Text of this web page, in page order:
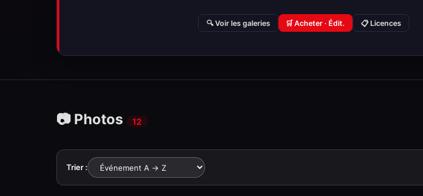
🔍 Voir les galeries 🛒 Acheter · Édit. 📋 Licences
📷 Photos 12
Trier :